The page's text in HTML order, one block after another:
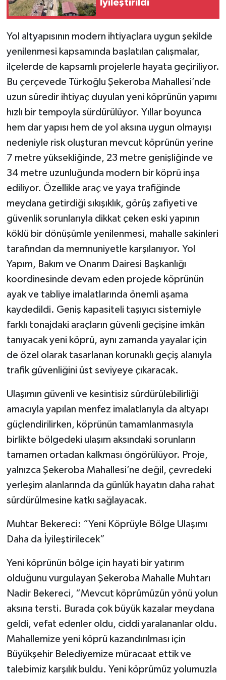
İyileştirildi
Yol altyapısının modern ihtiyaçlara uygun şekilde
yenilenmesi kapsamında başlatılan çalışmalar,
ilçelerde de kapsamlı projelerle hayata geçiriliyor.
Bu çerçevede Türkoğlu Şekeroba Mahallesi’nde
uzun süredir ihtiyaç duyulan yeni köprünün yapımı
hızlı bir tempoyla sürdürülüyor. Yıllar boyunca
hem dar yapısı hem de yol aksına uygun olmayışı
nedeniyle risk oluşturan mevcut köprünün yerine
7 metre yüksekliğinde, 23 metre genişliğinde ve
34 metre uzunluğunda modern bir köprü inşa
ediliyor. Özellikle araç ve yaya trafiğinde
meydana getirdiği sıkışıklık, görüş zafiyeti ve
güvenlik sorunlarıyla dikkat çeken eski yapının
köklü bir dönüşümle yenilenmesi, mahalle sakinleri
tarafından da memnuniyetle karşılanıyor. Yol
Yapım, Bakım ve Onarım Dairesi Başkanlığı
koordinesinde devam eden projede köprünün
ayak ve tabliye imalatlarında önemli aşama
kaydedildi. Geniş kapasiteli taşıyıcı sistemiyle
farklı tonajdaki araçların güvenli geçişine imkân
tanıyacak yeni köprü, aynı zamanda yayalar için
de özel olarak tasarlanan korunaklı geçiş alanıyla
trafik güvenliğini üst seviyeye çıkaracak.
Ulaşımın güvenli ve kesintisiz sürdürülebilirliği
amacıyla yapılan menfez imalatlarıyla da altyapı
güçlendirilirken, köprünün tamamlanmasıyla
birlikte bölgedeki ulaşım aksındaki sorunların
tamamen ortadan kalkması öngörülüyor. Proje,
yalnızca Şekeroba Mahallesi’ne değil, çevredeki
yerleşim alanlarında da günlük hayatın daha rahat
sürdürülmesine katkı sağlayacak.
Muhtar Bekereci: “Yeni Köprüyle Bölge Ulaşımı
Daha da İyileştirilecek”
Yeni köprünün bölge için hayati bir yatırım
olduğunu vurgulayan Şekeroba Mahalle Muhtarı
Nadir Bekereci, “Mevcut köprümüzün yönü yolun
aksına tersti. Burada çok büyük kazalar meydana
geldi, vefat edenler oldu, ciddi yaralananlar oldu.
Mahallemize yeni köprü kazandırılması için
Büyükşehir Belediyemize müracaat ettik ve
talebimiz karşılık buldu. Yeni köprümüz yolumuzla